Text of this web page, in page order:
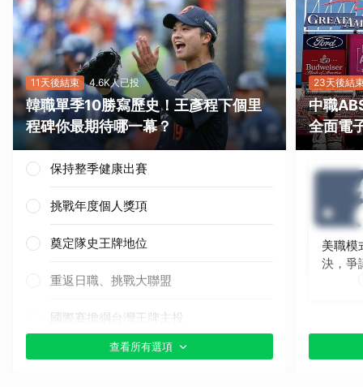
11天後結束 4.6K人已投
韓職單季10勝寫歷史！王彥程下個里
程碑你最期待哪一幕？
保持整季健康出賽
挑戰年度個人獎項
奠定隊史王牌地位
重返日職、挑戰大聯盟
國際賽擔綱台灣王牌主投
其他（歡迎貼文分享）
查看所有選項
23天後結
中職
全面電
美職模
決，爭